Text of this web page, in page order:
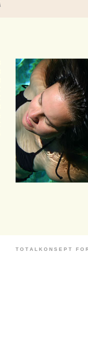
T O T A L K O N S E P T F